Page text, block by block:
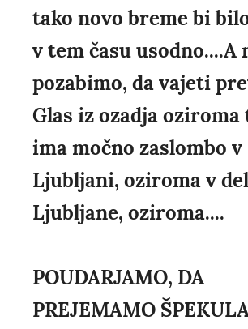
tako novo breme bi
v tem času usodno....A
pozabimo, da vajeti
Glas iz ozadja
ima močno zaslombo v
Ljubljani, oziroma v
Ljubljane, oziroma....
POUDARJAMO, DA
PREJEMAMO